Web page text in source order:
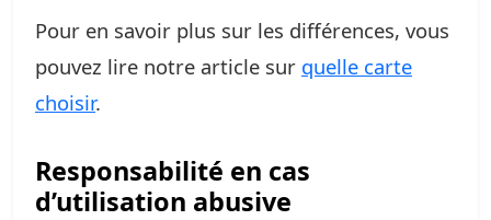
Pour en savoir plus sur les différences, vous
pouvez lire notre article sur quelle carte
choisir.
Responsabilité en cas
d’utilisation abusive